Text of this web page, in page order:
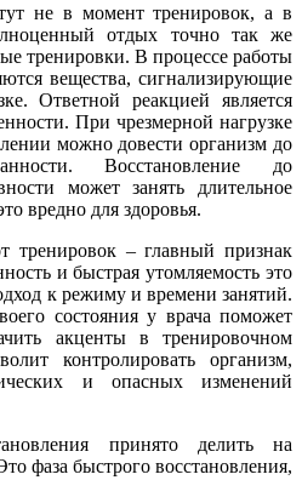
не в момент тренировок, а в
отдых точно так же
тренировки. В процессе работы
вещества, сигнализирующие
Ответной реакцией является
При чрезмерной нагрузке
можно довести организм до
Восстановление до
может занять длительное
вредно для здоровья.
тренировок – главный признак
и быстрая утомляемость это
к режиму и времени занятий.
состояния у врача поможет
акценты в тренировочном
контролировать организм,
и опасных изменений
принято делить на
фаза быстрого восстановления,